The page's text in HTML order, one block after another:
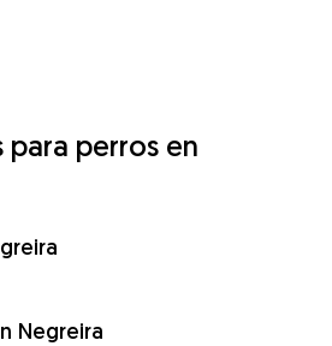
para perros en
Negreira